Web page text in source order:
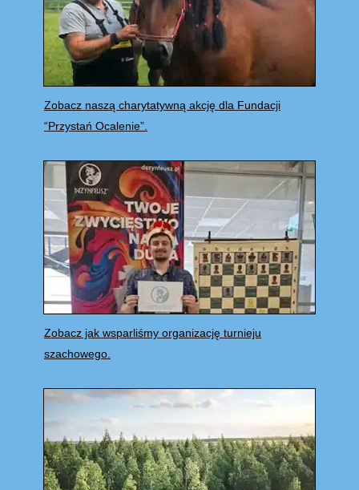
Zobacz naszą charytatywną akcję dla Fundacji
“Przystań Ocalenie”.
Zobacz jak wsparliśmy organizację turnieju
szachowego.